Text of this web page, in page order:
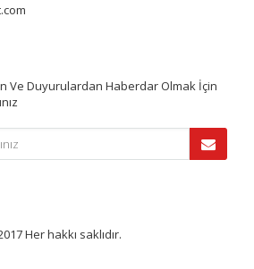
Ve Duyurulardan Haberdar Olmak İçin
Her hakkı saklıdır.